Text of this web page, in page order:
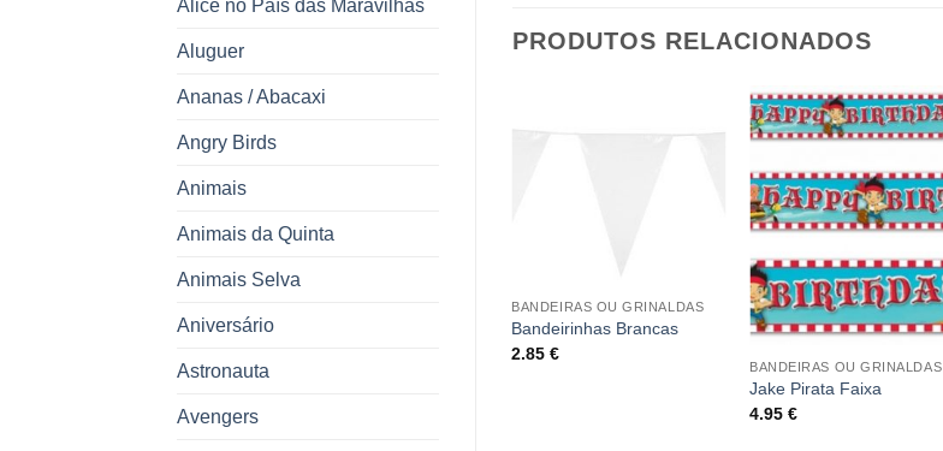
Alice no País das Maravilhas
Aluguer
Ananas / Abacaxi
Angry Birds
Animais
Animais da Quinta
Animais Selva
Aniversário
Astronauta
Avengers
PRODUTOS RELACIONADOS
BANDEIRAS OU GRINALDAS
Bandeirinhas Brancas
2.85€
BANDEIRAS OU GRINALDAS
Jake Pirata Faixa
4.95€
ESGOTADO
BANDEIRAS OU GRINALDAS